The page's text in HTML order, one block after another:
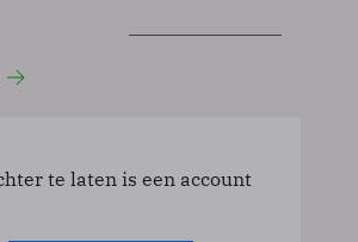
te laten is een account